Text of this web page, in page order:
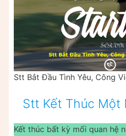
Stt Bắt Đầu Tình Yêu, Công
Stt Kết Thúc Một
Kết thúc bất kỳ mối quan hệ